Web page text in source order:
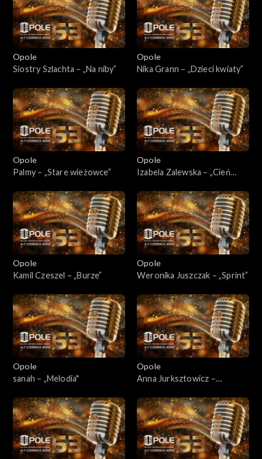
Opole
Siostry Szlachta – „Na niby”
Opole
Nika Grann – „Dzieci kwiaty”
Opole
Palmy – „Stare wieżowce”
Opole
Izabela Zalewska – „Cień
Opole
Kamil Czeszel – „Burze”
Opole
Weronika Juszczak – „Sprint”
Opole
sanah – „Melodia"
Opole
Anna Jurksztowicz –
dobre i na złe”